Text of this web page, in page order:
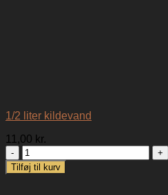
1/2 liter kildevand
11,00 kr.
1/2
liter
kildevand
Tilføj til kurv